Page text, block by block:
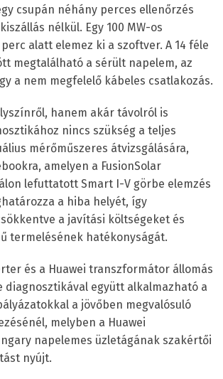
csupán néhány perces ellenőrzés
nélkül. Egy 100 MW-os
alatt elemez ki a szoftver. A 14 féle
megtalálható a sérült napelem, az
a nem megfelelő kábeles csatlakozás.
hanem akár távolról is
nincs szükség a teljes
mérőműszeres átvizsgálására,
amelyen a FusionSolar
lefuttatott Smart I-V görbe elemzés
a hiba helyét, így
a javítási költségeket és
termelésének hatékonyságát.
és a Huawei transzformátor állomás
diagnosztikával együtt alkalmazható a
a jövőben megvalósuló
melyben a Huawei
napelemes üzletágának szakértői
nyújt.